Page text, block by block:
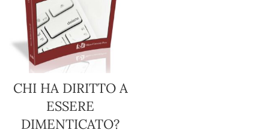
CHI HA DIRITTO A
ESSERE
DIMENTICATO?